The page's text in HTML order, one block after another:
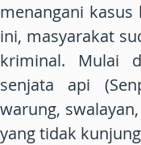
menangani kasus
ini, masyarakat
kriminal. Mulai
senjata api
warung,
yang tidak